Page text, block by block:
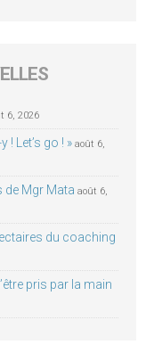
6, 2026
! Let’s go ! » août 6,
de Mgr Mata août 6,
du coaching
pris par la main